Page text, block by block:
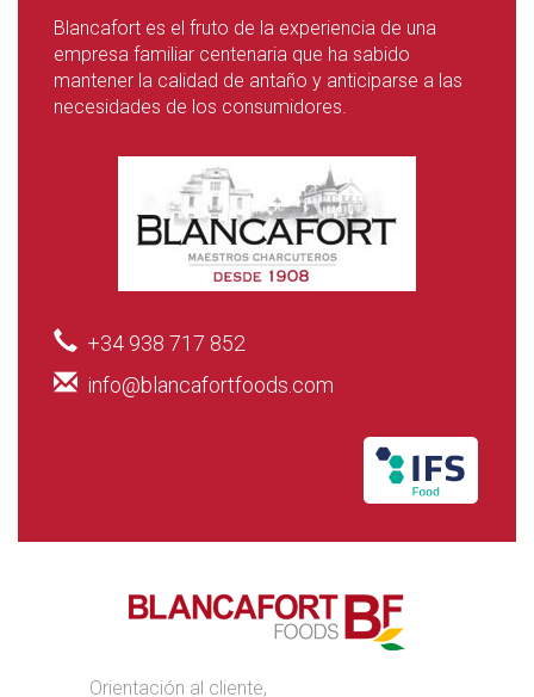
Blancafort es el fruto de la experiencia de una
empresa familiar centenaria que ha sabido
mantener la calidad de antaño y anticiparse a las
necesidades de los consumidores.
+34 938 717 852
info@blancafortfoods.com
Orientación al cliente,